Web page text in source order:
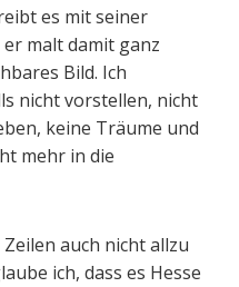
es mit seiner
malt damit ganz
Bild. Ich
nicht vorstellen, nicht
keine Träume und
mehr in die
auch nicht allzu
ich, dass es Hesse